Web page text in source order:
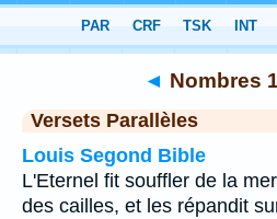
Chapitre 11> Verset 31
◄ Nombres
Versets Parallèles
Louis Segond Bible
L'Eternel fit souffler de la
des cailles, et les répandit